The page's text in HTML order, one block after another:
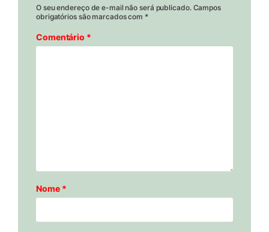
O seu endereço de e-mail não será publicado. Campos
obrigatórios são marcados com *
Comentário *
Nome *